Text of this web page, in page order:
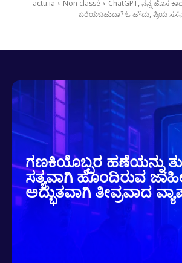
actu.ia Non classé
ChatGPT, ನನ್ನ ಹೊಸ
ಬರೆಯಬಹುದಾ? ಓ ಹೌದು, ಪ್ರಿಯ
ಗಣಕಿಯೊಬ್ಬರ ಹಣೆಯನ್ನು
ಸತ್ಯವಾಗಿ ಹೊಂದಿರುವ
ಅದ್ಭುತವಾಗಿ ತೀವ್ರವಾದ